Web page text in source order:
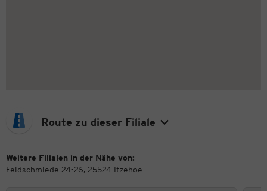
Route zu dieser Filiale
Weitere Filialen in der Nähe von:
Feldschmiede 24-26, 25524 Itzehoe